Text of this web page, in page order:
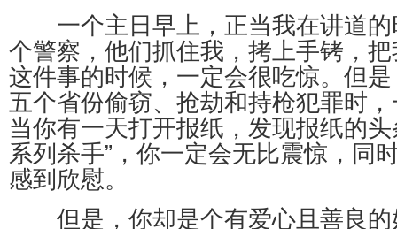
一个主日早上，正当我在讲道的
个警察，他们抓住我，拷上手铐，
这件事的时候，一定会很吃惊。但
五个省份偷窃、抢劫和持枪犯罪时
当你有一天打开报纸，发现报纸的
系列杀手”，你一定会无比震惊，同
感到欣慰。
但是，你却是个有爱心且善良的